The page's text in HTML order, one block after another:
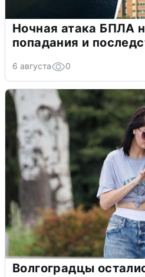
Ночная атака БПЛА
попадания и
6 августа 0
Волгоградцы